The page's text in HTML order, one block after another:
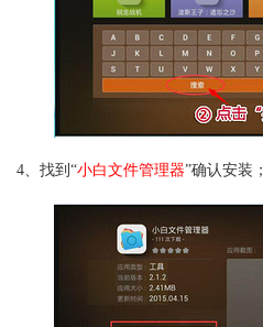
4、找到“小白文件管理器”确认安装；